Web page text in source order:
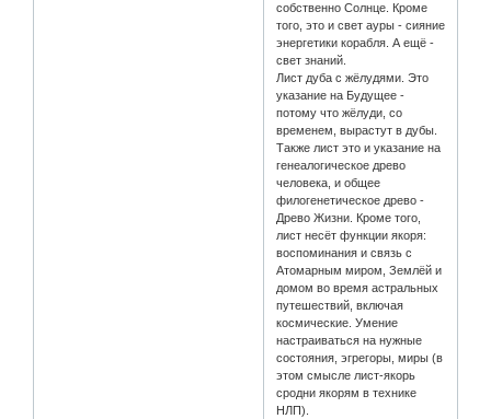
собственно Солнце. Кроме
того, это и свет ауры - сияние
энергетики корабля. А ещё -
свет знаний.
Лист дуба с жёлудями. Это
указание на Будущее -
потому что жёлуди, со
временем, вырастут в дубы.
Также лист это и указание на
генеалогическое древо
человека, и общее
филогенетическое древо -
Древо Жизни. Кроме того,
лист несёт функции якоря:
воспоминания и связь с
Атомарным миром, Землёй и
домом во время астральных
путешествий, включая
космические. Умение
настраиваться на нужные
состояния, эгрегоры, миры (в
этом смысле лист-якорь
сродни якорям в технике
НЛП).